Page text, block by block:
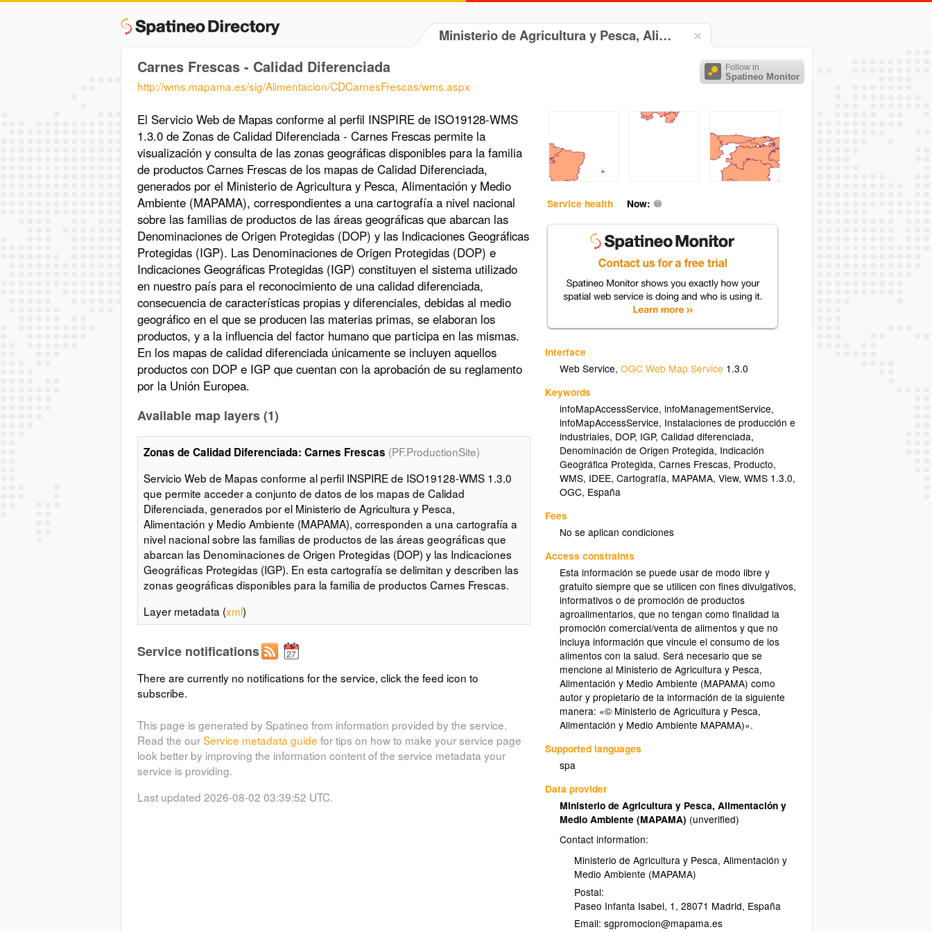
Ministerio de Agricultura y Pesca, Ali…
Follow in
Spatineo Monitor
Carnes Frescas - Calidad Diferenciada
http://wms.mapama.es/sig/Alimentacion/CDCarnesFrescas/wms.aspx
Service health Now:
Interface
Web Service,OGC Web Map Service 1.3.0
Keywords
infoMapAccessService,infoManagementService,
infoMapAccessService, Instalaciones de producción e
industriales, DOP, IGP,Calidad diferenciada,
Denominación de Origen Protegida, Indicación
Geográfica Protegida,Carnes Frescas, Producto,
WMS, IDEE,Cartografía, MAPAMA,View,WMS 1.3.0,
OGC, España
Fees
No se aplican condiciones
Access constraints
Esta información se puede usar de modo libre y
gratuito siempre que se utilicen con fines divulgativos,
informativos o de promoción de productos
agroalimentarios, que no tengan como finalidad la
promoción comercial/venta de alimentos y que no
incluya información que vincule el consumo de los
alimentos con la salud. Será necesario que se
mencione al Ministerio de Agricultura y Pesca,
Alimentación y Medio Ambiente (MAPAMA) como
autor y propietario de la información de la siguiente
manera: «© Ministerio de Agricultura y Pesca,
Alimentación y Medio Ambiente MAPAMA)».
Supported languages
spa
Data provider
Ministerio de Agricultura y Pesca, Alimentación y
Medio Ambiente (MAPAMA) (unverified)
Contact information:
Ministerio de Agricultura y Pesca, Alimentación y
Medio Ambiente (MAPAMA)
Postal:
Paseo Infanta Isabel, 1 , 28071 Madrid, España
Email:
El Servicio Web de Mapas conforme al perfil INSPIRE de ISO19128-WMS
1.3.0 de Zonas de Calidad Diferenciada - Carnes Frescas permite la
visualización y consulta de las zonas geográficas disponibles para la familia
de productos Carnes Frescas de los mapas de Calidad Diferenciada,
generados por el Ministerio de Agricultura y Pesca, Alimentación y Medio
Ambiente (MAPAMA), correspondientes a una cartografía a nivel nacional
sobre las familias de productos de las áreas geográficas que abarcan las
Denominaciones de Origen Protegidas (DOP) y las Indicaciones Geográficas
Protegidas (IGP). Las Denominaciones de Origen Protegidas (DOP) e
Indicaciones Geográficas Protegidas (IGP) constituyen el sistema utilizado
en nuestro país para el reconocimiento de una calidad diferenciada,
consecuencia de características propias y diferenciales, debidas al medio
geográfico en el que se producen las materias primas, se elaboran los
productos, y a la influencia del factor humano que participa en las mismas.
En los mapas de calidad diferenciada únicamente se incluyen aquellos
productos con DOP e IGP que cuentan con la aprobación de su reglamento
por la Unión Europea.
Available map layers (1)
Zonas de Calidad Diferenciada: Carnes Frescas (PF.ProductionSite)
Servicio Web de Mapas conforme al perfil INSPIRE de ISO19128-WMS 1.3.0
que permite acceder a conjunto de datos de los mapas de Calidad
Diferenciada, generados por el Ministerio de Agricultura y Pesca,
Alimentación y Medio Ambiente (MAPAMA), corresponden a una cartografía a
nivel nacional sobre las familias de productos de las áreas geográficas que
abarcan las Denominaciones de Origen Protegidas (DOP) y las Indicaciones
Geográficas Protegidas (IGP). En esta cartografía se delimitan y describen las
zonas geográficas disponibles para la familia de productos Carnes Frescas.
Layer metadata (xml)
Service notifications
There are currently no notifications for the service, click the feed icon to
subscribe.
This page is generated by Spatineo from information provided by the service.
Read the ourService metadata guide for tips on how to make your service page
look better by improving the information content of the service metadata your
service is providing.
Last updated 2026-08-02 03:39:52 UTC.